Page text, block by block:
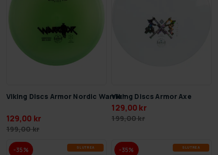
Viking Discs Armor Nordic Warrior
129,00 kr
199,00 kr
Viking Discs Armor Axe
129,00 kr
199,00 kr
-35% SLUT­REA -35% SLUT­REA